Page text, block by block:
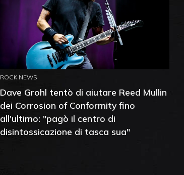
ROCK NEWS
Dave Grohl tentò di aiutare Reed Mullin
dei Corrosion of Conformity fino
all'ultimo: "pagò il centro di
disintossicazione di tasca sua"